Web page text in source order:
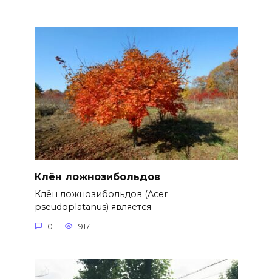
Клён ложнозибольдов
Клён ложнозибольдов (Acer
pseudoplatanus) является
0 917